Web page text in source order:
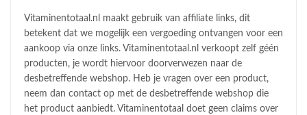
Vitaminentotaal.nl maakt gebruik van affiliate links, dit
betekent dat we mogelijk een vergoeding ontvangen voor een
aankoop via onze links. Vitaminentotaal.nl verkoopt zelf géén
producten, je wordt hiervoor doorverwezen naar de
desbetreffende webshop. Heb je vragen over een product,
neem dan contact op met de desbetreffende webshop die
het product aanbiedt. Vitaminentotaal doet geen claims over